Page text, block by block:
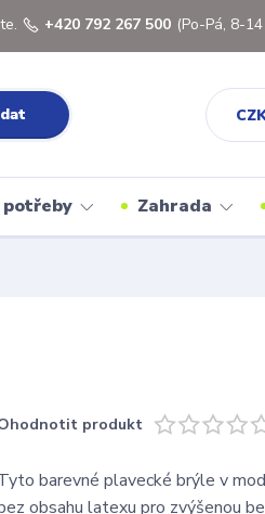
+420 792 267 500 (Po-Pá, 8-
Zahrada
produkt
barevné plavecké brýle v
obsahu latexu pro zvýšenou